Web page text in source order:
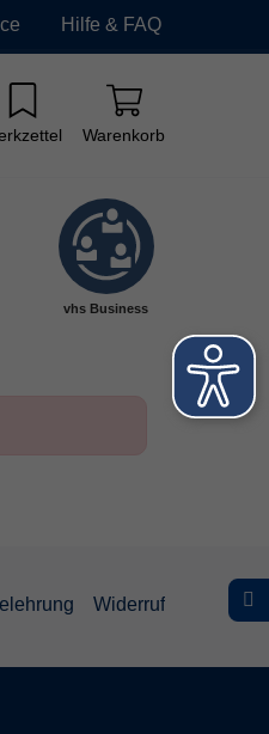
Hilfe & FAQ
Warenkorb
vhs Business
Widerruf